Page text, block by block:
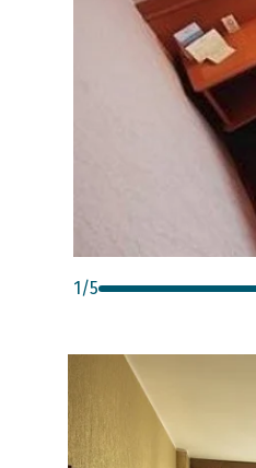
1/5